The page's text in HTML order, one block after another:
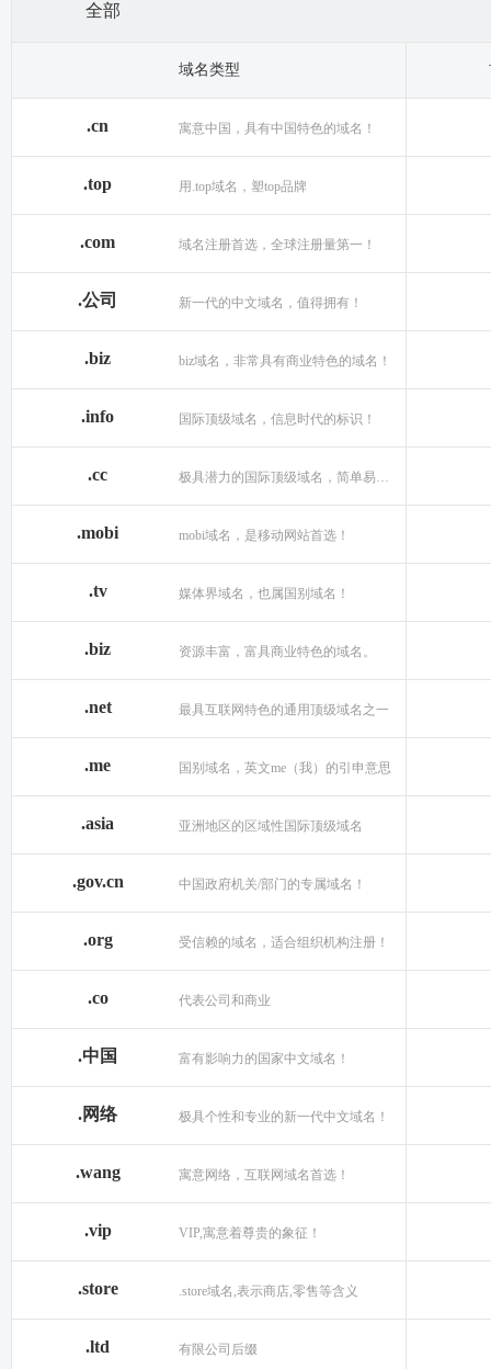
全部
域名类型
.cn 寓意中国，具有中国特色的域名！
.top 用.top域名，塑top品牌
.com 域名注册首选，全球注册量第一！
.公司 新一代的中文域名，值得拥有！
.biz biz域名，非常具有商业特色的域名！
.info 国际顶级域名，信息时代的标识！
.cc
.mobi mobi域名，是移动网站首选！
.tv 媒体界域名，也属国别域名！
.biz 资源丰富，富具商业特色的域名。
.net 最具互联网特色的通用顶级域名之一
.me 国别域名，英文me（我）的引申意思
.asia 亚洲地区的区域性国际顶级域名
.gov.cn 中国政府机关/部门的专属域名！
.org 受信赖的域名，适合组织机构注册！
.co 代表公司和商业
.中国 富有影响力的国家中文域名！
.网络 极具个性和专业的新一代中文域名！
.wang 寓意网络，互联网域名首选！
.vip VIP,寓意着尊贵的象征！
.store .store域名,表示商店,零售等含义
.ltd 有限公司后缀